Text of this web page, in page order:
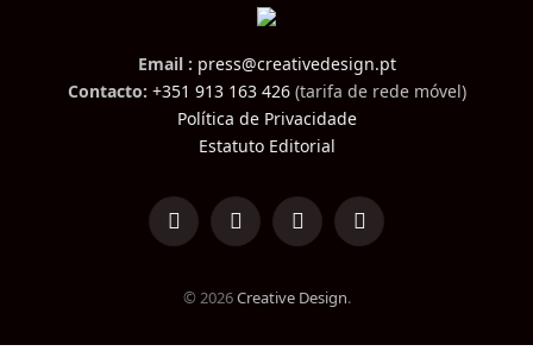
Email : press@creativedesign.pt
Contacto: +351 913 163 426(tarifa de rede móvel)
Política de Privacidade
Estatuto Editorial
LinkedInFacebookInstagramTikTok
© 2026Creative Design.